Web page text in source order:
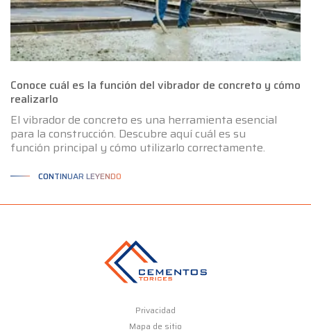
Conoce cuál es la función del vibrador de concreto y cómo
realizarlo
El vibrador de concreto es una herramienta esencial
para la construcción. Descubre aquí cuál es su
función principal y cómo utilizarlo correctamente.
CONTINUAR LEYENDO
Privacidad
Mapa de sitio